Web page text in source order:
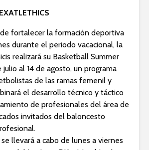
fortalecer la formación deportiva
durante el periodo vacacional, la
realizará su Basketball Summer
al 14 de agosto, un programa
de las ramas femenil y
el desarrollo técnico y táctico
de profesionales del área de
invitados del baloncesto
llevará a cabo de lunes a viernes